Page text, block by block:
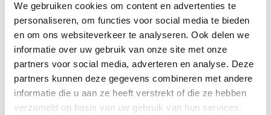
We gebruiken cookies om content en advertenties te
personaliseren, om functies voor social media te bieden
en om ons websiteverkeer te analyseren. Ook delen we
informatie over uw gebruik van onze site met onze
partners voor social media, adverteren en analyse. Deze
partners kunnen deze gegevens combineren met andere
informatie die u aan ze heeft verstrekt of die ze hebben
verzameld op basis van uw gebruik van hun services.
Snel naar
Meer informatie
Meer informatie
Maatvoering koppeling
Materiaal Aluminium